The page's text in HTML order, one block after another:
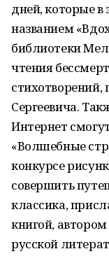
дней, которые
названием
библиотеки
чтения
Сергеевича.
Интернет
«Волшебные
конкурсе
совершить
классика,
книгой,
русской